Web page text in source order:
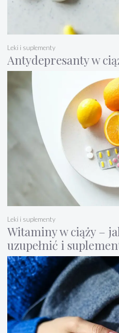
Antydepresanty w
Leki i suplementy
Witaminy w ciąży –
uzupełnić i
Leki i suplementy